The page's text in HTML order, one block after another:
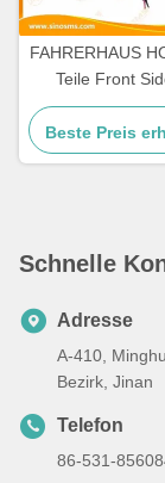
FAHRERHAUS
Teile Front
Beste Preis
Schnelle
Adresse
A-410,
Bezirk, Jinan
Telefon
86-531-